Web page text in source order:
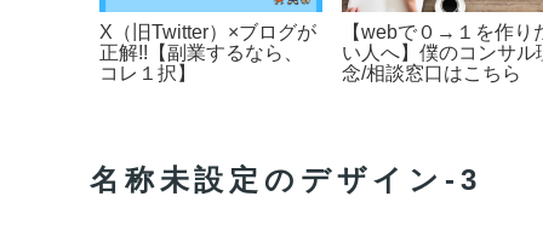
『なぜ』X（旧Twitter）
をガチったのか？【本当
の理由とは】
【豪華３つの動画をプレ
ゼント！】サルでも月５
万円めざせる。～ブログ
名称未設定のデザイン-3